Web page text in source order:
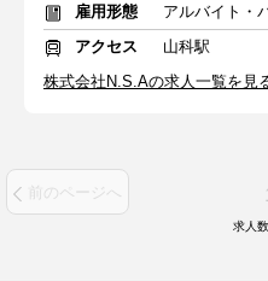
雇用形態
アルバイト・
アクセス
山科駅
株式会社N.S.Aの求人一覧を見
前のページへ
求人